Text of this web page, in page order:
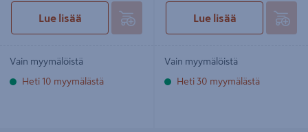
Lue lisää
Vain myymälöistä
Heti 10 myymälästä
Lue lisää
Vain myymälöistä
Heti 30 myymälästä